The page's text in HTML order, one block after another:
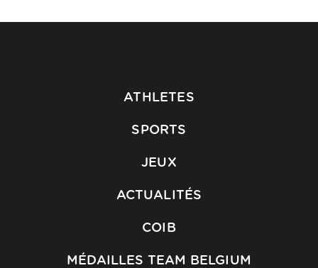
ATHLETES
SPORTS
JEUX
ACTUALITÉS
COIB
MÉDAILLES TEAM BELGIUM